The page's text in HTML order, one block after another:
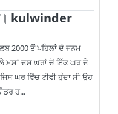
kulwinder
2000 ਤੋਂ ਪਹਿਲਾਂ ਦੇ ਜਨਮ
ਮਸਾਂ ਦਸ ਘਰਾਂ ਚੋਂ ਇੱਕ ਘਰ ਦੇ
ਘਰ ਵਿੱਚ ਟੀਵੀ ਹੁੰਦਾ ਸੀ ਉਹ
ਹ...